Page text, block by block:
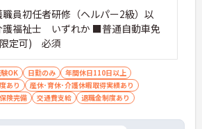
員初任者研修（ヘルパー2級）以
護福祉士 いずれか ■普通自動車免
定可) 必須
OK 日勤のみ
年間休日110日以上
あり
産休･育休･介護休暇取得実績あり
険完備 交通費支給 退職金制度あり